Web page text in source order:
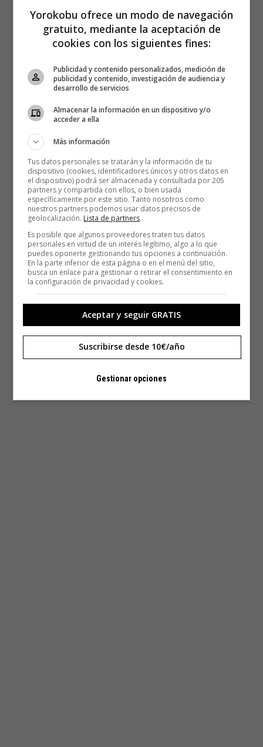
Yorokobu ofrece un modo de navegación
gratuito, mediante la aceptación de
cookies con los siguientes fines:
Publicidad y contenido personalizados, medición de
publicidad y contenido, investigación de audiencia y
desarrollo de servicios
Almacenar la información en un dispositivo y/o
acceder a ella
Más información
Tus datos personales se tratarán y la información de tu
dispositivo (cookies, identificadores únicos y otros datos en
el dispositivo) podrá ser almacenada y consultada por 205
partners y compartida con ellos, o bien usada
específicamente por este sitio. Tanto nosotros como
nuestros partners podemos usar datos precisos de
geolocalización. Lista de partners.
Es posible que algunos proveedores traten tus datos
personales en virtud de un interés legítimo, algo a lo que
puedes oponerte gestionando tus opciones a continuación.
En la parte inferior de esta página o en el menú del sitio,
busca un enlace para gestionar o retirar el consentimiento en
la configuración de privacidad y cookies.
Aceptar y seguir GRATIS
Suscribirse desde 10€/año
Gestionar opciones